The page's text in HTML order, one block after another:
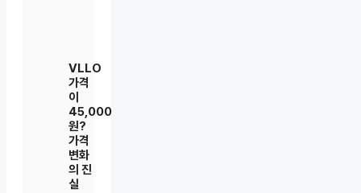
VLLO
가격
이
45,000
원?
가격
변화
의 진
실